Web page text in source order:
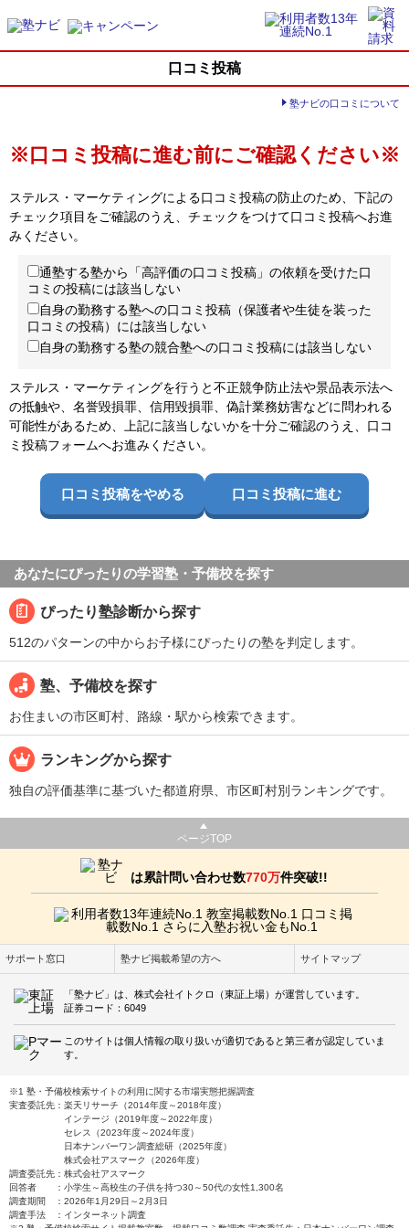
口コミ投稿
塾ナビの口コミについて
※口コミ投稿に進む前にご確認ください※
ステルス・マーケティングによる口コミ投稿の防止のため、下記の
チェック項目をご確認のうえ、チェックをつけて口コミ投稿へお進
みください。
通塾する塾から「高評価の口コミ投稿」の依頼を受けた口
コミの投稿には該当しない
自身の勤務する塾への口コミ投稿（保護者や生徒を装った
口コミの投稿）には該当しない
自身の勤務する塾の競合塾への口コミ投稿には該当しない
ステルス・マーケティングを行うと不正競争防止法や景品表示法へ
の抵触や、名誉毀損罪、信用毀損罪、偽計業務妨害などに問われる
可能性があるため、上記に該当しないかを十分ご確認のうえ、口コ
ミ投稿フォームへお進みください。
口コミ投稿をやめる 口コミ投稿に進む
あなたにぴったりの学習塾・予備校を探す
ぴったり塾診断から探す
512のパターンの中からお子様にぴったりの塾を判定します。
塾、予備校を探す
お住まいの市区町村、路線・駅から検索できます。
ランキングから探す
独自の評価基準に基づいた都道府県、市区町村別ランキングです。
ページTOP
は累計問い合わせ数770万件突破!!
サポート窓口 塾ナビ掲載希望の方へ サイトマップ
「塾ナビ」は、株式会社イトクロ（東証上場）が運営しています。
証券コード：6049
このサイトは個人情報の取り扱いが適切であると第三者が認定していま
す。
※1 塾・予備校検索サイトの利用に関する市場実態把握調査
実査委託先：楽天リサーチ（2014年度～2018年度）
インテージ（2019年度～2022年度）
セレス（2023年度～2024年度）
日本ナンバーワン調査総研（2025年度）
株式会社アスマーク（2026年度）
調査委託先：株式会社アスマーク
回答者 ：小学生～高校生の子供を持つ30～50代の女性1,300名
調査期間 ：2026年1月29日～2月3日
調査手法 ：インターネット調査